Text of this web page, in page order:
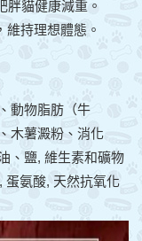
胖貓健康減重。
持理想體態。
動物脂肪（牛
木薯澱粉、消化
、鹽, 維生素和礦物
蛋氨酸, 天然抗氧化